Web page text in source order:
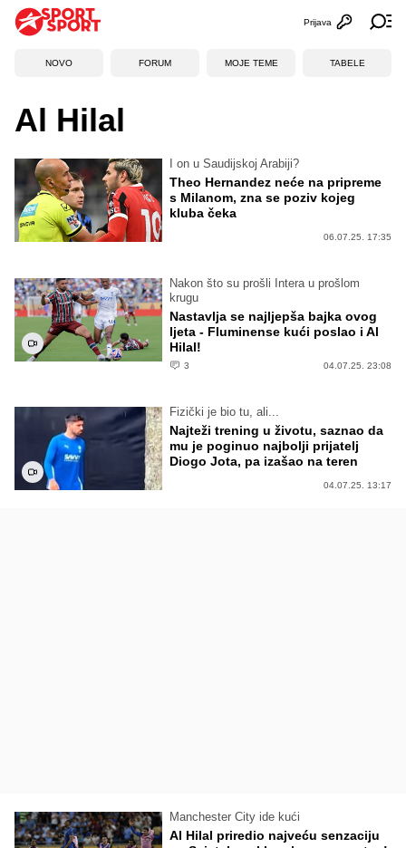
Otvori
Prijava
NOVO FORUM MOJE TEME TABELE
Al Hilal
I on u Saudijskoj Arabiji?
Theo Hernandez neće na pripreme
s Milanom, zna se poziv kojeg
kluba čeka
06.07.25. 17:35
Nakon što su prošli Intera u prošlom
krugu
Nastavlja se najljepša bajka ovog
ljeta - Fluminense kući poslao i Al
Hilal!
3 04.07.25. 23:08
Fizički je bio tu, ali...
Najteži trening u životu, saznao da
mu je poginuo najbolji prijatelj
Diogo Jota, pa izašao na teren
04.07.25. 13:17
Manchester City ide kući
Al Hilal priredio najveću senzaciju